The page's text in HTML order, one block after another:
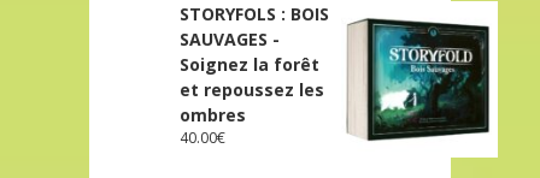
STORYFOLS : BOIS
SAUVAGES -
Soignez la forêt
et repoussez les
ombres
40.00€